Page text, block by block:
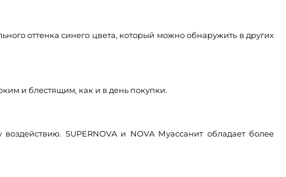
оттенка синего цвета, который можно обнаружить в других
и блестящим, как и в день покупки.
SUPERNOVA и NOVA Муассанит обладает более